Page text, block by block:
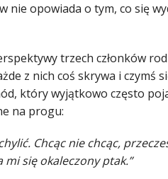
nie opowiada o tym, co się
trzech członków
z nich coś skrywa i
który wyjątkowo często
na progu:
Chcąc nie chcąc,
się okaleczony ptak.”